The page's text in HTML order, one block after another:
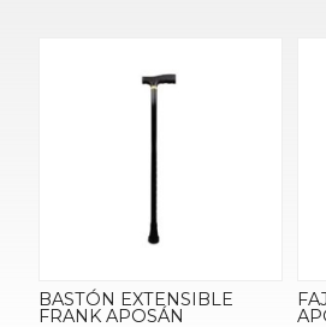
BASTÓN EXTENSIBLE
FRANK APOSÁN